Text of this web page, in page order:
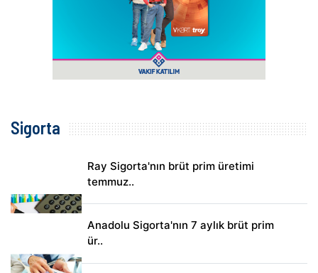
Sigorta
Ray Sigorta'nın brüt prim üretimi
temmuz..
Anadolu Sigorta'nın 7 aylık brüt prim
ür..